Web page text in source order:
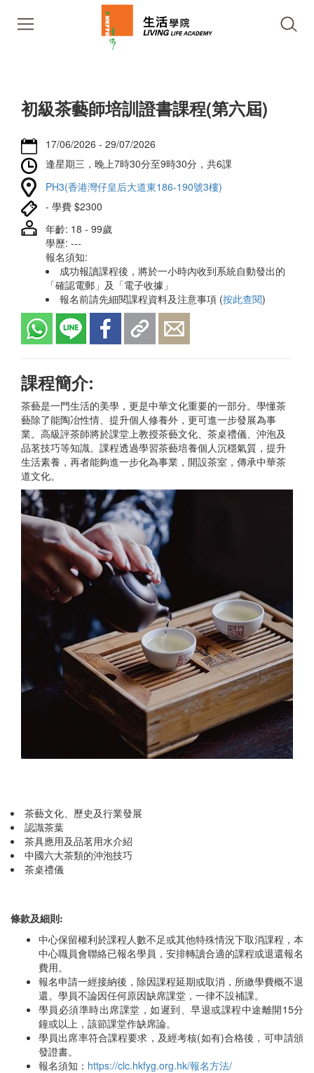
初級茶藝師培訓證書課程(第六屆)
17/06/2026 - 29/07/2026
逢星期三，晚上7時30分至9時30分，共6課
PH3(香港灣仔皇后大道東186-190號3樓)
- 學費 $2300
年齡: 18 - 99歲
學歷: ---
報名須知:
成功報讀課程後，將於一小時內收到系統自動發出的
「確認電郵」及「電子收據」
報名前請先細閱課程資料及注意事項 (按此查閱)
課程簡介:
茶藝是一門生活的美學，更是中華文化重要的一部分。學懂茶
藝除了能陶冶性情、提升個人修養外，更可進一步發展為事
業。高級評茶師將於課堂上教授茶藝文化、茶桌禮儀、沖泡及
品茗技巧等知識。課程透過學習茶藝培養個人沉穩氣質，提升
生活素養，再者能夠進一步化為事業，開設茶室，傳承中華茶
道文化。
茶藝文化、歷史及行業發展
認識茶葉
茶具應用及品茗用水介紹
中國六大茶類的沖泡技巧
茶桌禮儀
條款及細則:
中心保留權利於課程人數不足或其他特殊情況下取消課程，本
中心職員會聯絡已報名學員，安排轉讀合適的課程或退還報名
費用。
報名申請一經接納後，除因課程延期或取消，所繳學費概不退
還。學員不論因任何原因缺席課堂，一律不設補課。
學員必須準時出席課堂，如遲到、早退或課程中途離開15分
鐘或以上，該節課堂作缺席論。
學員出席率符合課程要求，及經考核(如有)合格後，可申請頒
發證書。
報名須知： https://clc.hkfyg.org.hk/報名方法/